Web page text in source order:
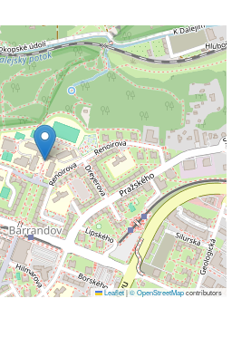
Leaflet |© OpenStreetMapcontributors